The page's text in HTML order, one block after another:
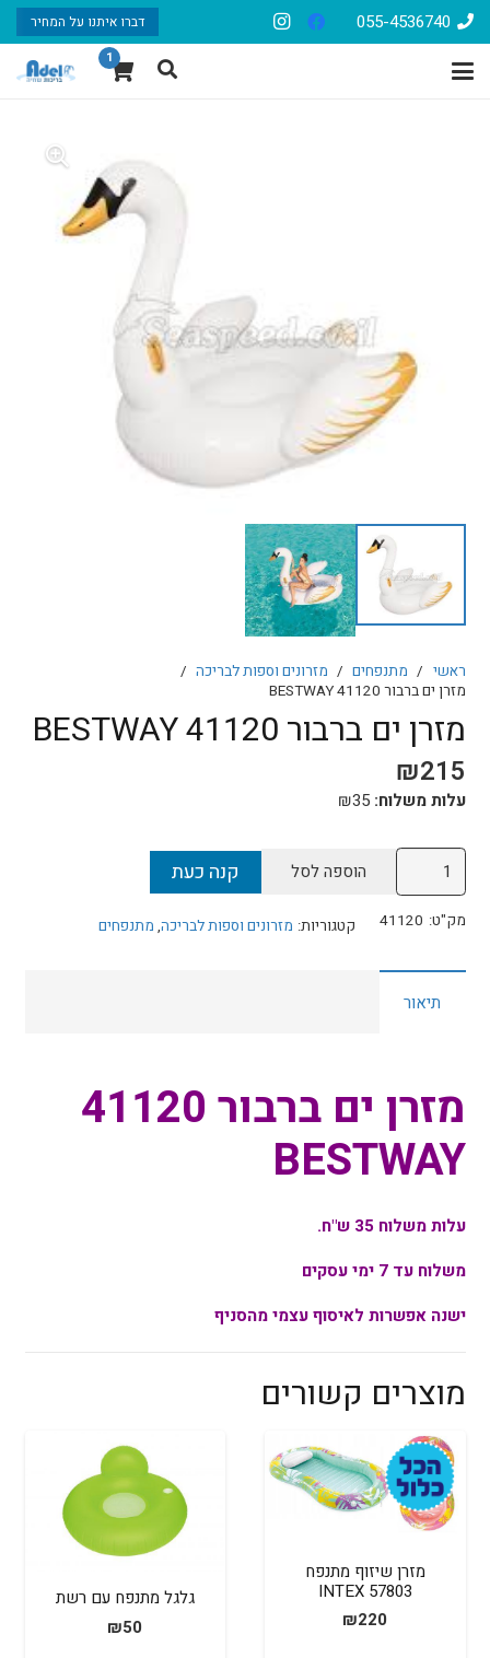
055-4536740 דברו איתנו על המחיר
1
ראשי / מתנפחים / מזרונים וספות לבריכה /
מזרן ים ברבור 41120 BESTWAY
מזרן ים ברבור 41120 BESTWAY
₪215
עלות משלוח: ₪35
כמות
של
מזרן
ברבור
41120
הוספה לסל קנה כעת
מק"ט: 41120 קטגוריות: מזרונים וספות לבריכה, מתנפחים
תיאור
מזרן ים ברבור 41120
BESTWAY
עלות משלוח 35 ש"ח.
משלוח עד 7 ימי עסקים
ישנה אפשרות לאיסוף עצמי מהסניף
מוצרים קשורים
מזרן שיזוף מתנפח
INTEX 57803
₪220
גלגל מתנפח עם רשת
₪50